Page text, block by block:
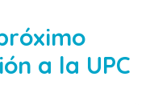
a la UPC